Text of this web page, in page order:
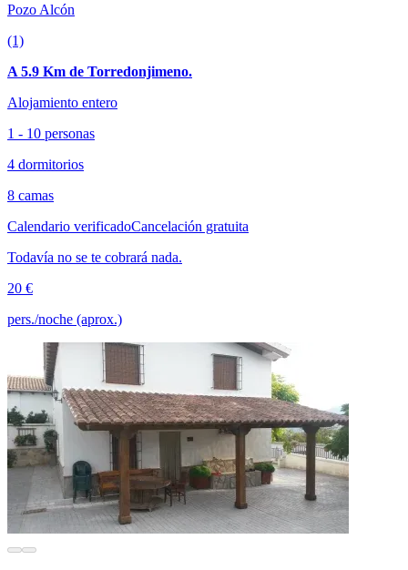
Pozo Alcón
(1)
A 5.9 Km de Torredonjimeno.
Alojamiento entero
1 - 10 personas
4 dormitorios
8 camas
Calendario verificadoCancelación gratuita
Todavía no se te cobrará nada.
20 €
pers./noche (aprox.)